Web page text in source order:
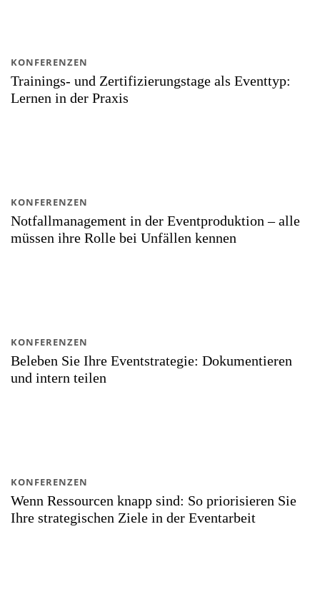
Trainings- und Zertifizierungstage als Eventtyp:
Lernen in der Praxis
KONFERENZEN
Notfallmanagement in der Eventproduktion – alle
müssen ihre Rolle bei Unfällen kennen
KONFERENZEN
Beleben Sie Ihre Eventstrategie: Dokumentieren
und intern teilen
KONFERENZEN
Wenn Ressourcen knapp sind: So priorisieren Sie
Ihre strategischen Ziele in der Eventarbeit
KONFERENZEN